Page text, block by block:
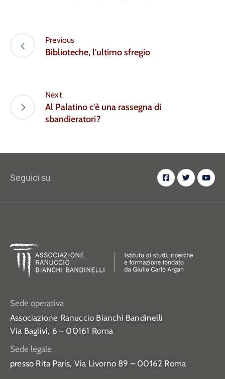
Previous
Biblioteche, l'ultimo sfregio
Next
Al Palatino c'è una rassegna di
sbandieratori?
Seguici su
Sede operativa
Associazione Ranuccio Bianchi Bandinelli
Via Baglivi, 6 – 00161 Roma
Sede legale
presso Rita Paris, Via Livorno 89 – 00162 Roma